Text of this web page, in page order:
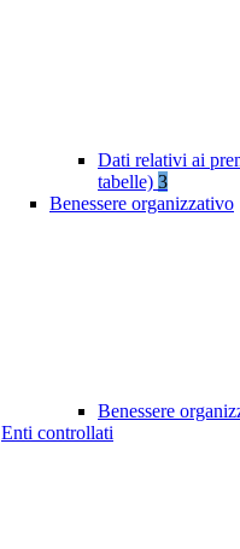
Dati relativi ai
tabelle) 3
Benessere organizzativo
Benessere
Enti controllati